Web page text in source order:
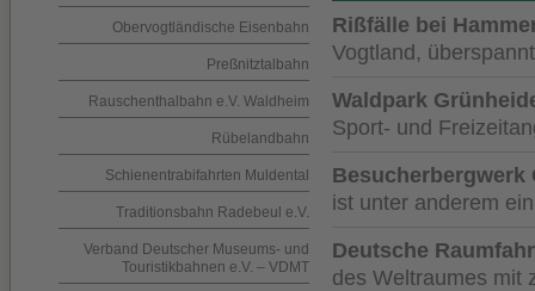
Obervogtländische Eisenbahn
Preßnitztalbahn
Rauschenthalbahn e.V. Waldheim
Rübelandbahn
Schienentrabifahrten Muldental
Traditionsbahn Radebeul e.V.
Verband Deutscher Museums- und
Touristikbahnen e.V. – VDMT
Rißfälle bei
Vogtland,
Waldpark
Sport- und
Besucherbergwerk
ist unter anderem
Deutsche
des Weltraumes mit